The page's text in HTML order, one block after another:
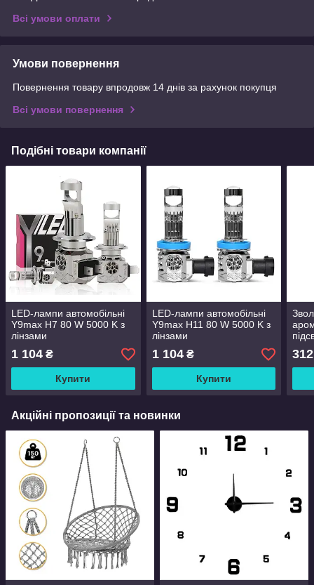
Всі умови оплати
Умови повернення
Повернення товару впродовж 14 днів за рахунок покупця
Всі умови повернення
Подібні товари компанії
LED-лампи автомобільні
Y9max H7 80 W 5000 K з
лінзами
1 104 ₴
Купити
LED-лампи автомобільні
Y9max H11 80 W 5000 K з
лінзами
1 104₴
Купити
312
Акційні пропозиції та новинки